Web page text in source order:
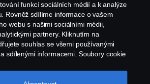
funkcí sociálních médií a k analýze
Rovněž sdílíme informace o vašem
webu s našimi sociálními médii,
partnery. Kliknutím na
souhlas se všemi používanými
sdílenými informacemi. Soubory cookie
kategorií, které chcete přijmout.